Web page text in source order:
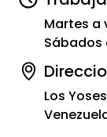
Martes a
Los